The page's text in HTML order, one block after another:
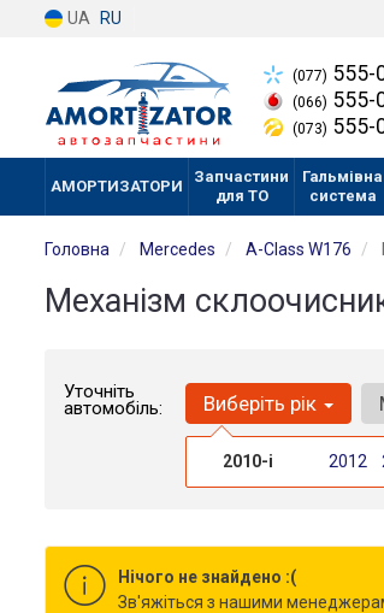
UA RU
(077) 555-
(066) 555-
(073) 555-
АМОРТИЗАТОРИ
Запчастини
для ТО
Гальмівна
система
Головна Mercedes A-Class W176
Механізм
Уточніть
автомобіль: Виберіть рік
2010-і 2012
Нічого не знайдено :(
Зв'яжіться з нашими